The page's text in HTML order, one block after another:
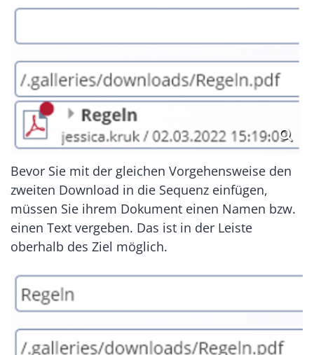
Bevor Sie mit der gleichen Vorgehensweise den
zweiten Download in die Sequenz einfügen,
müssen Sie ihrem Dokument einen Namen bzw.
einen Text vergeben. Das ist in der Leiste
oberhalb des Ziel möglich.